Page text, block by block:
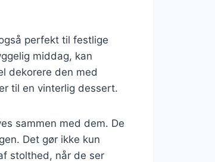
perfekt til festlige
middag, kan
dekorere den med
til en vinterlig dessert.
sammen med dem. De
Det gør ikke kun
stolthed, når de ser